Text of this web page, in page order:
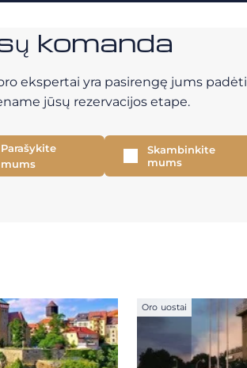
komanda
ekspertai yra pasirengę jums padėti
jūsų rezervacijos etape.
Parašykite
mums
Skambinkite
mums
Oro uostai